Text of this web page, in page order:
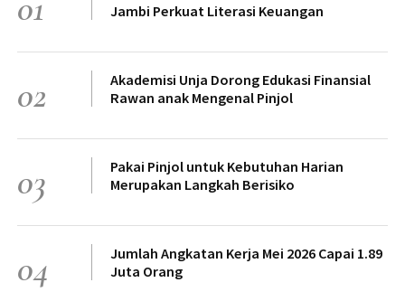
Jambi Perkuat Literasi Keuangan
02
Akademisi Unja Dorong Edukasi Finansial
Rawan anak Mengenal Pinjol
03
Pakai Pinjol untuk Kebutuhan Harian
Merupakan Langkah Berisiko
04
Jumlah Angkatan Kerja Mei 2026 Capai 1.89
Juta Orang